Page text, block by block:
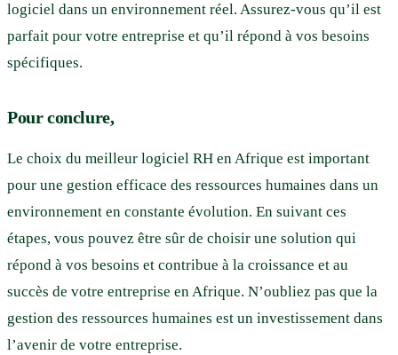
logiciel dans un environnement réel. Assurez-vous qu’il est
parfait pour votre entreprise et qu’il répond à vos besoins
spécifiques.
Pour conclure,
Le choix du meilleur logiciel RH en Afrique est important
pour une gestion efficace des ressources humaines dans un
environnement en constante évolution. En suivant ces
étapes, vous pouvez être sûr de choisir une solution qui
répond à vos besoins et contribue à la croissance et au
succès de votre entreprise en Afrique. N’oubliez pas que la
gestion des ressources humaines est un investissement dans
l’avenir de votre entreprise.